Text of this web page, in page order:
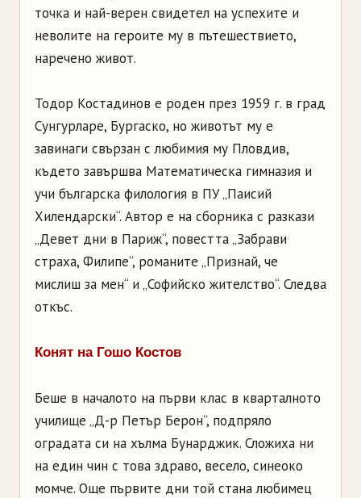
точка и най-верен свидетел на успехите и
неволите на героите му в пътешествието,
наречено живот.
Тодор Костадинов е роден през 1959 г. в град
Сунгурларе, Бургаско, но животът му е
завинаги свързан с любимия му Пловдив,
където завършва Математическа гимназия и
учи българска филология в ПУ „Паисий
Хилендарски“. Автор е на сборника с разкази
„Девет дни в Париж“, повестта „Забрави
страха, Филипе“, романите „Признай, че
мислиш за мен“ и „Софийско жителство“. Следва
откъс.
Конят на Гошо Костов
Беше в началото на първи клас в кварталното
училище „Д-р Петър Берон“, подпряло
оградата си на хълма Бунарджик. Сложиха ни
на един чин с това здраво, весело, синеоко
момче. Още първите дни той стана любимец